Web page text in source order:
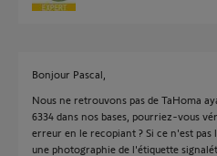
Bonjour Pascal,
Nous ne retrouvons pas de TaHoma
6334 dans nos bases, pourriez-vous
erreur en le recopiant ? Si ce n'est
une photographie de l'étiquette